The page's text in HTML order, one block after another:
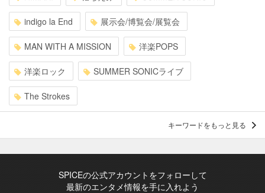
indigo la End 展示会/博覧会/展覧会
MAN WITH A MISSION 洋楽POPS
洋楽ロック SUMMER SONICライブ
The Strokes
キーワードをもっと見る
SPICEの公式アカウントをフォローして
最新のエンタメ情報を手に入れよう